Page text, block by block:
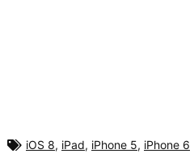
iOS 8, iPad, iPhone 5, iPhone 6